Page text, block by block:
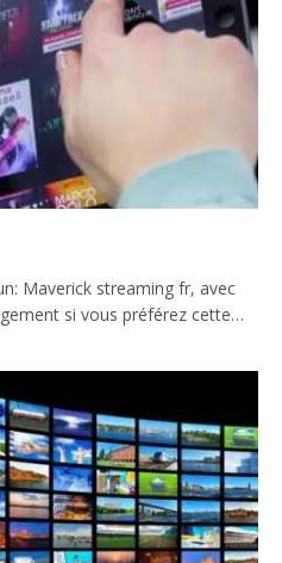
Maverick streaming fr, avec
si vous préférez cette…